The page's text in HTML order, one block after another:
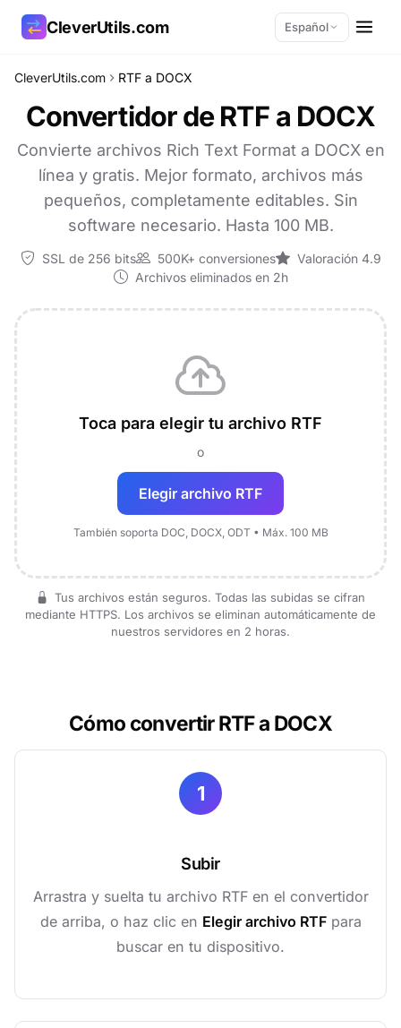
CleverUtils.com Español
CleverUtils.com RTF a DOCX
Convertidor de RTF a DOCX
Convierte archivos Rich Text Format a DOCX en
línea y gratis. Mejor formato, archivos más
pequeños, completamente editables. Sin
software necesario. Hasta 100 MB.
SSL de 256 bits 500K+ conversiones
Valoración 4.9
Archivos eliminados en 2h
Toca para elegir tu archivo RTF
o
Elegir archivo RTF
También soporta DOC, DOCX, ODT • Máx. 100 MB
Tus archivos están seguros. Todas las subidas se cifran
mediante HTTPS. Los archivos se eliminan automáticamente de
nuestros servidores en 2 horas.
Cómo convertir RTF a DOCX
1
Subir
Arrastra y suelta tu archivo RTF en el convertidor
de arriba, o haz clic en Elegir archivo RTFpara
buscar en tu dispositivo.
Copiar enlace